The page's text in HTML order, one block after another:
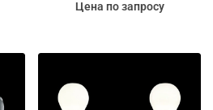
Цена по запросу